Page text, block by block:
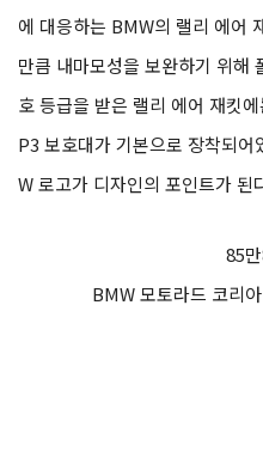
에 대응하는 BMW의 랠리 에어
만큼 내마모성을 보완하기 위해
호 등급을 받은 랠리 에어 재킷
P3 보호대가 기본으로 장착되
W 로고가 디자인의 포인트가 된
85
BMW 모토라드 코